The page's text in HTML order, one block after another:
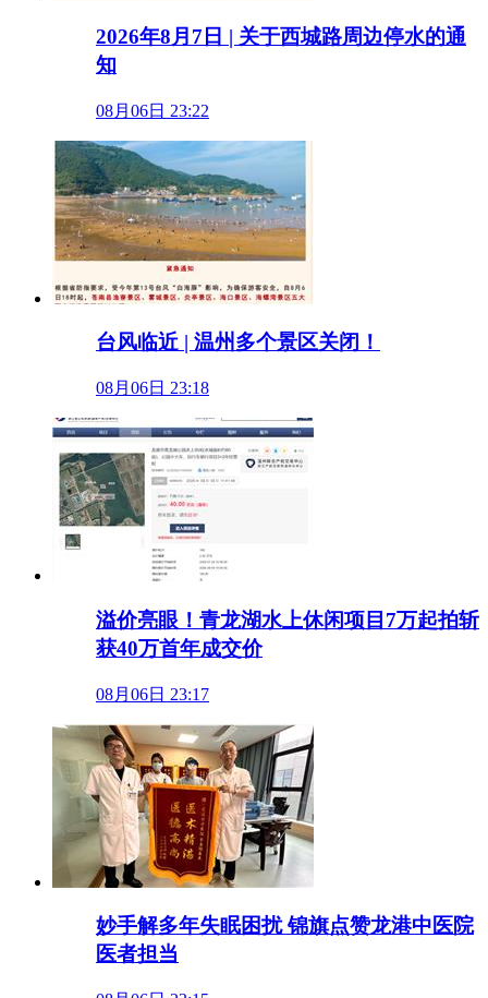
2026年8月7日 | 关于西城路周边停水的通
知
08月06日 23:22
台风临近 | 温州多个景区关闭！
08月06日 23:18
溢价亮眼！青龙湖水上休闲项目7万起拍斩
获40万首年成交价
08月06日 23:17
妙手解多年失眠困扰 锦旗点赞龙港中医院
医者担当